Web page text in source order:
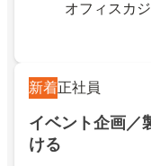
オフィスカ
新着正社員
イベント企画／
ける